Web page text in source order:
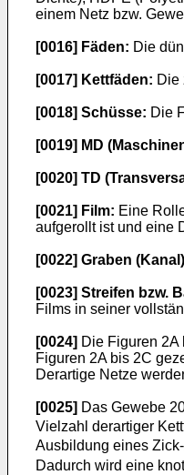
einem Netz bzw.
[0016] Fäden: Die
[0017] Kettfäden: Die
[0018] Schüsse: Die
[0019] MD
[0020] TD
[0021] Film: Eine
aufgerollt ist und eine
[0022] Graben
[0023] Streifen bzw.
Films in seiner
[0024] Die Figuren
Figuren 2A bis 2C
Derartige Netze
[0025] Das Gewebe
Vielzahl derartiger
Ausbildung eines
Dadurch wird eine